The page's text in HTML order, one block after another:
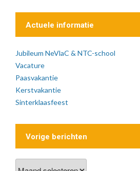
Actuele informatie
Jubileum NeVlaC & NTC-school
Vacature
Paasvakantie
Kerstvakantie
Sinterklaasfeest
Vorige berichten